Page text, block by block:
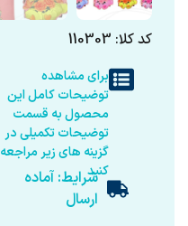
کد کلا: 110303
برای مشاهده
توضیحات کامل این
محصول به قسمت
توضیحات تکمیلی در
گزینه های زیر مراجعه
کنیدشرایط: آماده
ارسال